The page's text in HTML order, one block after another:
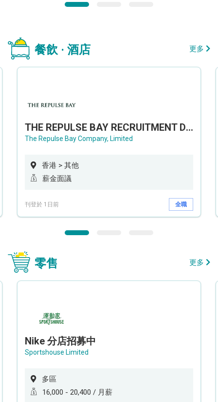
餐飲 · 酒店 更多
THE REPULSE BAY RECRUITMENT DAY 淺水灣影灣園人才招聘會
The Repulse Bay Company, Limited
香港 > 其他
薪金面議
刊登於 1日前 全職
零售 更多
Nike 分店招募中
Sportshouse Limited
多區
16,000 - 20,400 / 月薪